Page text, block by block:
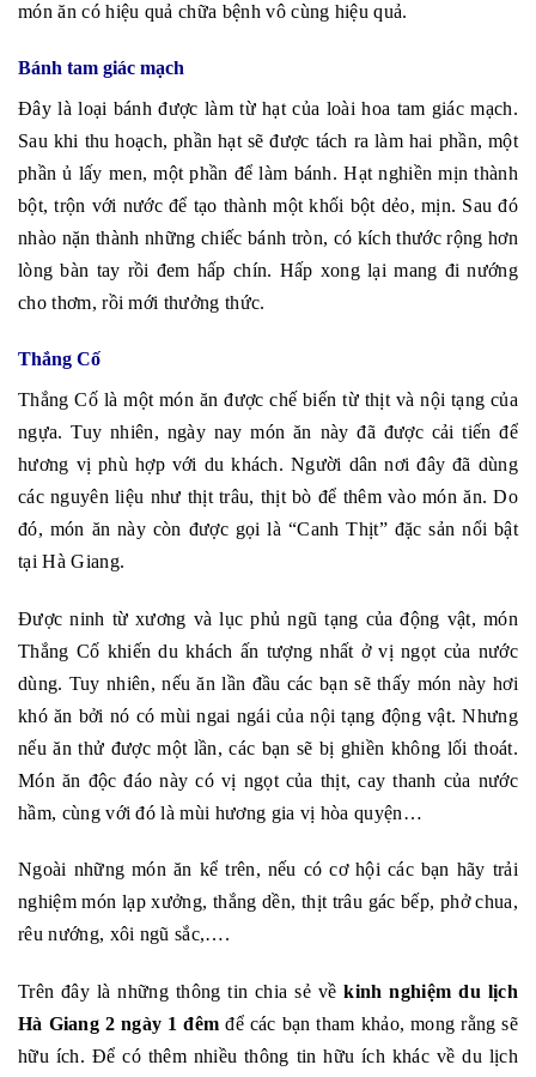
món ăn có hiệu quả chữa bệnh vô cùng hiệu quả.
Bánh tam giác mạch
Đây là loại bánh được làm từ hạt của loài hoa tam giác mạch.
Sau khi thu hoạch, phần hạt sẽ được tách ra làm hai phần, một
phần ủ lấy men, một phần để làm bánh. Hạt nghiền mịn thành
bột, trộn với nước để tạo thành một khối bột dẻo, mịn. Sau đó
nhào nặn thành những chiếc bánh tròn, có kích thước rộng hơn
lòng bàn tay rồi đem hấp chín. Hấp xong lại mang đi nướng
cho thơm, rồi mới thưởng thức.
Thắng Cố
Thắng Cố là một món ăn được chế biến từ thịt và nội tạng của
ngựa. Tuy nhiên, ngày nay món ăn này đã được cải tiến để
hương vị phù hợp với du khách. Người dân nơi đây đã dùng
các nguyên liệu như thịt trâu, thịt bò để thêm vào món ăn. Do
đó, món ăn này còn được gọi là “Canh Thịt” đặc sản nổi bật
tại Hà Giang.
Được ninh từ xương và lục phủ ngũ tạng của động vật, món
Thắng Cố khiến du khách ấn tượng nhất ở vị ngọt của nước
dùng. Tuy nhiên, nếu ăn lần đầu các bạn sẽ thấy món này hơi
khó ăn bởi nó có mùi ngai ngái của nội tạng động vật. Nhưng
nếu ăn thử được một lần, các bạn sẽ bị ghiền không lối thoát.
Món ăn độc đáo này có vị ngọt của thịt, cay thanh của nước
hầm, cùng với đó là mùi hương gia vị hòa quyện…
Ngoài những món ăn kể trên, nếu có cơ hội các bạn hãy trải
nghiệm món lạp xưởng, thắng dền, thịt trâu gác bếp, phở chua,
rêu nướng, xôi ngũ sắc,….
Trên đây là những thông tin chia sẻ vềkinh nghiệm du lịch
Hà Giang 2 ngày 1 đêmđể các bạn tham khảo, mong rằng sẽ
hữu ích. Để có thêm nhiều thông tin hữu ích khác về du lịch